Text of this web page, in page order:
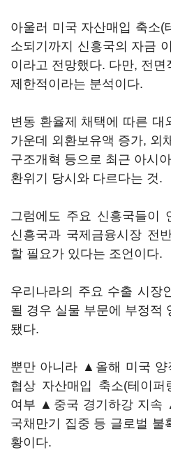
아울러 미국 자산매입 축소(
소되기까지 신흥국의 자금
이라고 전망했다. 다만, 전
제한적이라는 분석이다.
변동 환율제 채택에 따른 대
가운데 외환보유액 증가, 외
구조개혁 등으로 최근 아시
환위기 당시와 다르다는 것.
그럼에도 주요 신흥국들이
신흥국과 국제금융시장 전
할 필요가 있다는 조언이다.
우리나라의 주요 수출 시장
될 경우 실물 부문에 부정적
됐다.
뿐만 아니라 ▲올해 미국 양
협상 자산매입 축소(테이
여부 ▲중국 경기하강 지속
국채만기 집중 등 글로벌 불
황이다.